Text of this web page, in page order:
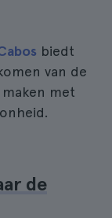
biedt
van de
met
de